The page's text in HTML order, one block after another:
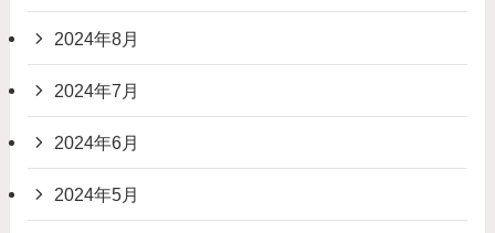
2024年8月
2024年7月
2024年6月
2024年5月